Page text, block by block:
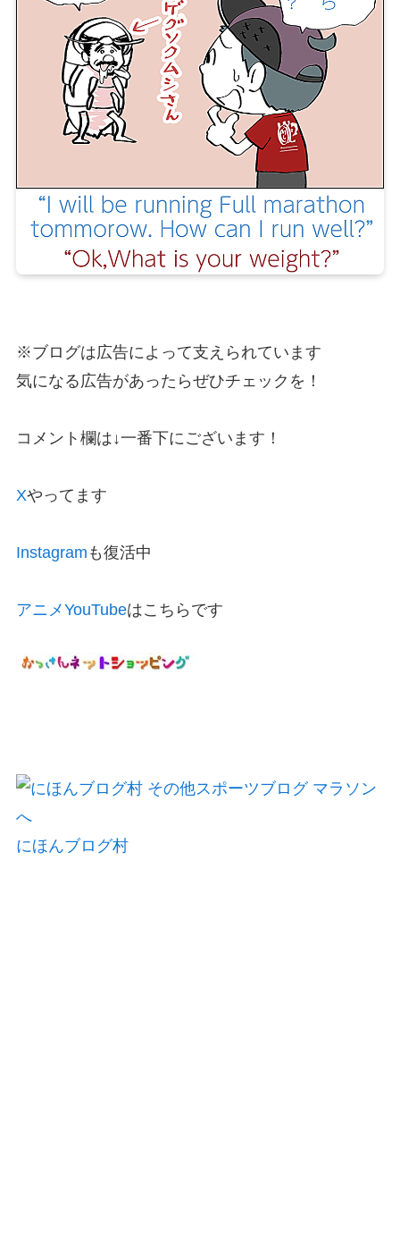
※ブログは広告によって支えられています
気になる広告があったらぜひチェックを！
コメント欄は↓一番下にございます！
Xやってます
Instagram も復活中
アニメYouTubeはこちらです
にほんブログ村